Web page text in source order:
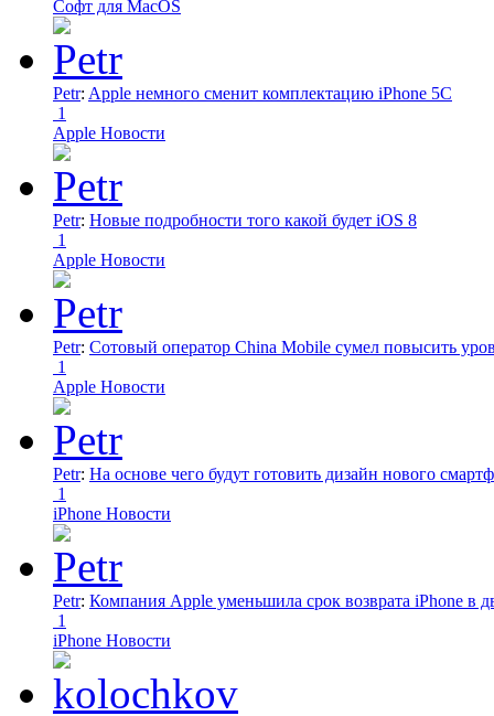
Софт для MacOS
Petr: Apple немного сменит комплектацию iPhone 5C
1
Apple Новости
Petr: Новые подробности того какой будет iOS 8
1
Apple Новости
Petr: Сотовый оператор China Mobile сумел повысить
1
Apple Новости
Petr: На основе чего будут готовить дизайн нового
1
iPhone Новости
Petr: Компания Apple уменьшила срок возврата iPhone в
1
iPhone Новости